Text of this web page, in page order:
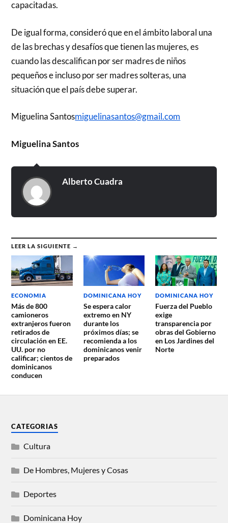
capacitadas.
De igual forma, consideró que en el ámbito laboral una
de las brechas y desafíos que tienen las mujeres, es
cuando las descalifican por ser madres de niños
pequeños e incluso por ser madres solteras, una
situación que el país debe superar.
Miguelina Santosmiguelinasantos@gmail.com
Miguelina Santos
Alberto Cuadra
LEER LA SIGUIENTE →
ECONOMIA
Más de 800
camioneros
extranjeros fueron
retirados de
circulación en EE.
UU. por no
calificar; cientos de
dominicanos
conducen
DOMINICANA HOY
Se espera calor
extremo en NY
durante los
próximos días; se
recomienda a los
dominicanos venir
preparados
DOMINICANA HOY
Fuerza del Pueblo
exige
transparencia por
obras del Gobierno
en Los Jardines del
Norte
CATEGORIAS
Cultura
De Hombres, Mujeres y Cosas
Deportes
Dominicana Hoy